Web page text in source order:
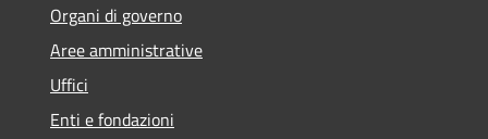
Organi di governo
Aree amministrative
Uffici
Enti e fondazioni